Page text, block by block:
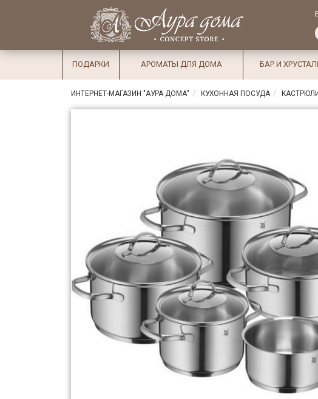
Избранное
×
СалоныДоставка
Оплата
Подарки
Ароматы
для дома
ПОДАРКИ АРОМАТЫ ДЛЯ ДОМА БАР И
ИНТЕРНЕТ-МАГАЗИН "АУРА ДОМА" КУХОННАЯ ПОСУДА